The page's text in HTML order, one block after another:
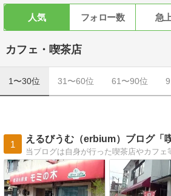
人気 フォロー数 急
カフェ・喫茶店
1〜30位 31〜60位 61〜90位
1
えるびうむ（erbium）ブログ「